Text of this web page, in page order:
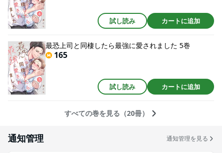
試し読み カートに追加
最恐上司と同棲したら最強に愛されました 5巻
165
試し読み カートに追加
すべての巻を見る（20冊）
通知管理 通知管理を見る